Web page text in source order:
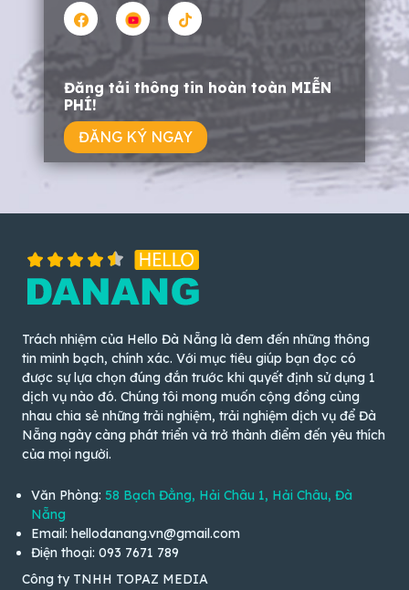
Đăng tải thông tin hoàn toàn MIỄN
PHÍ!
ĐĂNG KÝ NGAY
Trách nhiệm của Hello Đà Nẵng là đem đến những thông
tin minh bạch, chính xác. Với mục tiêu giúp bạn đọc có
được sự lựa chọn đúng đắn trước khi quyết định sử dụng 1
dịch vụ nào đó. Chúng tôi mong muốn cộng đồng cùng
nhau chia sẻ những trải nghiệm, trải nghiệm dịch vụ để Đà
Nẵng ngày càng phát triển và trở thành điểm đến yêu thích
của mọi người.
Văn Phòng: 58 Bạch Đằng, Hải Châu 1, Hải Châu, Đà
Nẵng
Email: hellodanang.vn@gmail.com
Điện thoại: 093 7671 789
Công ty TNHH TOPAZ MEDIA